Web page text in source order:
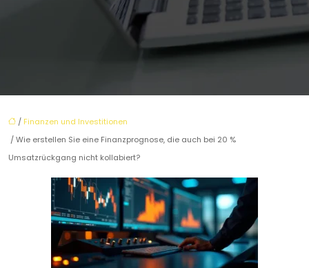
/ Finanzen und Investitionen
/ Wie erstellen Sie eine Finanzprognose, die auch bei 20 %
Umsatzrückgang nicht kollabiert?